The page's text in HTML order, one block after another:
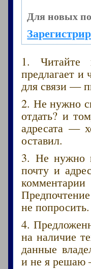
Для новых
1. Читайте
предлагает и
для связи —
2. Не нужно
отдать? и
адресата —
оставил.
3. Не нужно
почту и
не попросить.
4.
на наличие
данные
и не я решаю